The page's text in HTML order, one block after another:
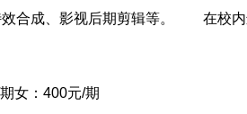
效合成、影视后期剪辑等。 在校内
女：400元/期